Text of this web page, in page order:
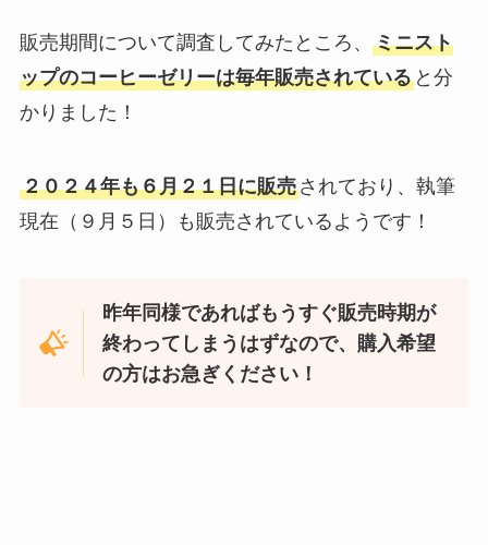
販売期間について調査してみたところ、 ミニスト
ップのコーヒーゼリーは毎年販売されていると分
かりました！
２０２４年も６月２１日に販売されており、執筆
現在（９月５日）も販売されているようです！
昨年同様であればもうすぐ販売時期が
終わってしまうはずなので、購入希望
の方はお急ぎください！